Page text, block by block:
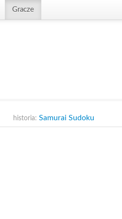
Gracze
historia: Samurai Sudoku